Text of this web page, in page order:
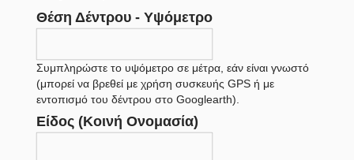
Θέση Δέντρου - Υψόμετρο
Συμπληρώστε το υψόμετρο σε μέτρα, εάν είναι γνωστό
(μπορεί να βρεθεί με χρήση συσκευής GPS ή με
εντοπισμό του δέντρου στο Googlearth).
Είδος (Κοινή Ονομασία)